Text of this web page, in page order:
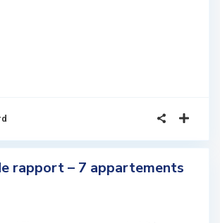
rapport – 7 appartements